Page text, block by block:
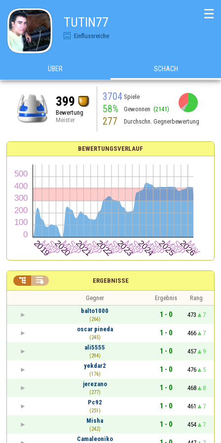
TUTIN77
Einflussreiche
☰
ÜBER SCHACH
399
Bewertung
Meister
3704 Spiele
58% Gewonnen (2141)
277 Durchschn. Gegnerbewertung
BEWERTUNGSVERLAUF
ERGEBNISSE
 
Gegner Ergebnis
Rang
balto1000
(266)
1 - 0 473
7
oscar pineda
(245)
1 - 0 466
7
ali5555
(294)
1 - 0 457
9
yekdar2
(176)
1 - 0 476
5
jerezano
(277)
1 - 0 468
8
Pc92
(251)
1 - 0 461
7
Misha
(242)
1 - 0 454
7
Camaleoniko